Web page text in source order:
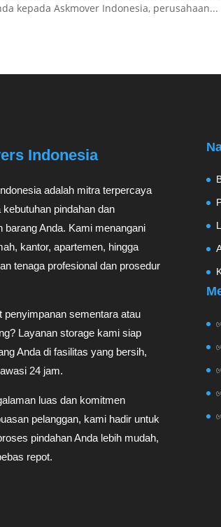
kepada Askmover Indonesia, perusahaan...
Indonesia
adalah mitra terpercaya
pindahan dan
barang Anda. Kami menangani
kantor, apartemen, hingga
tenaga profesional dan prosedur
penyimpanan sementara atau
Layanan storage kami siap
Anda di fasilitas yang bersih,
24 jam.
luas dan komitmen
pelanggan, kami hadir untuk
pindahan Anda lebih mudah,
repot.